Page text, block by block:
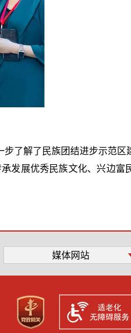
了解了民族团结进步示范区
发展优秀民族文化、兴边富
媒体网站